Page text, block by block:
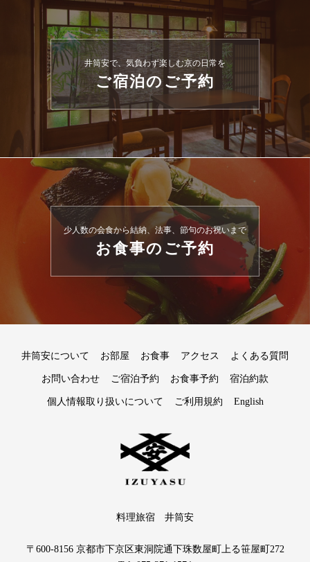
井筒安で、気負わず楽しむ京の日常を
ご宿泊のご予約
少人数の会食から結納、法事、節句のお祝いまで
お食事のご予約
井筒安について お部屋 お食事 アクセス よくある質問
お問い合わせ ご宿泊予約 お食事予約 宿泊約款
個人情報取り扱いについて ご利用規約 English
料理旅宿 井筒安
〒600-8156 京都市下京区東洞院通下珠数屋町上る笹屋町272